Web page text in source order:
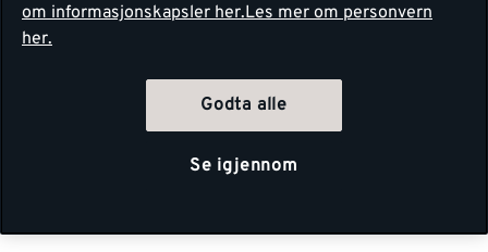
om informasjonskapsler her.Les mer om personvern
her.
Godta alle
Se igjennom